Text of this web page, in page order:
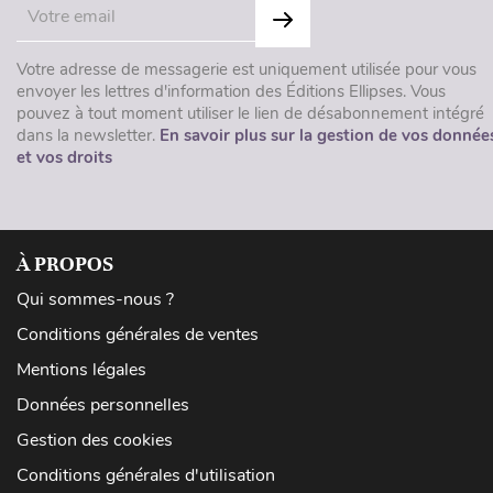
Votre adresse de messagerie est uniquement utilisée pour vous
envoyer les lettres d'information des Éditions Ellipses. Vous
pouvez à tout moment utiliser le lien de désabonnement intégré
dans la newsletter. En savoir plus sur la gestion de vos
et vos droits
À PROPOS
Qui sommes-nous ?
Conditions générales de ventes
Mentions légales
Données personnelles
Gestion des cookies
Conditions générales d'utilisation